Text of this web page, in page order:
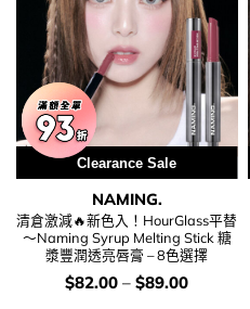
Clearance Sale
NAMING.
清倉激減🔥新色入！HourGlass平替
～Naming Syrup Melting Stick 糖
漿豐潤透亮唇膏 – 8色選擇
價
錢：
$82.00 – $89.00